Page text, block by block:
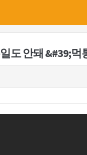
도 안돼 &#39;